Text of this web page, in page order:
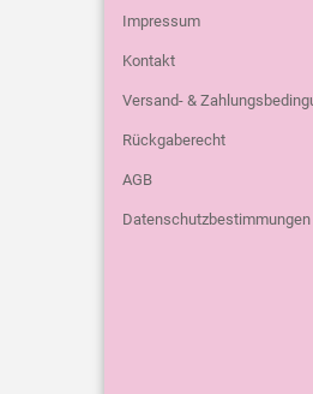
Impressum
Kontakt
Versand- &
Rückgaberecht
AGB
Datenschutzbestimmungen